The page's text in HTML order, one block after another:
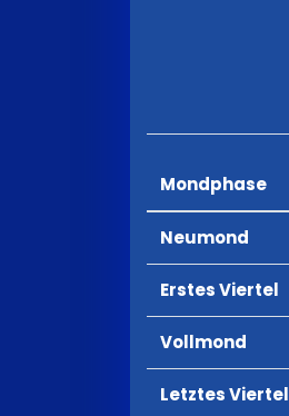
Mondphase
Neumond
Erstes Viertel
Vollmond
Letztes Viertel